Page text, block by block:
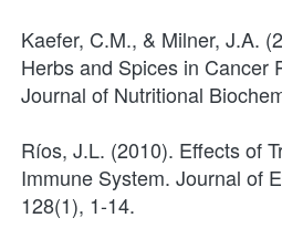
Kaefer, C.M., & Milner, J.A.
Herbs and Spices in Cancer
Journal of Nutritional
Ríos, J.L. (2010). Effects of
Immune System. Journal of
128(1), 1-14.